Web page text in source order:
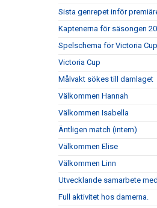
Sista genrepet inför
Kaptenerna för säsongen
Spelschema för Victoria
Victoria Cup
Målvakt sökes till damlaget
Välkommen Hannah
Välkommen Isabella
Äntligen match (intern)
Välkommen Elise
Välkommen Linn
Utvecklande samarbete
Full aktivitet hos damerna.